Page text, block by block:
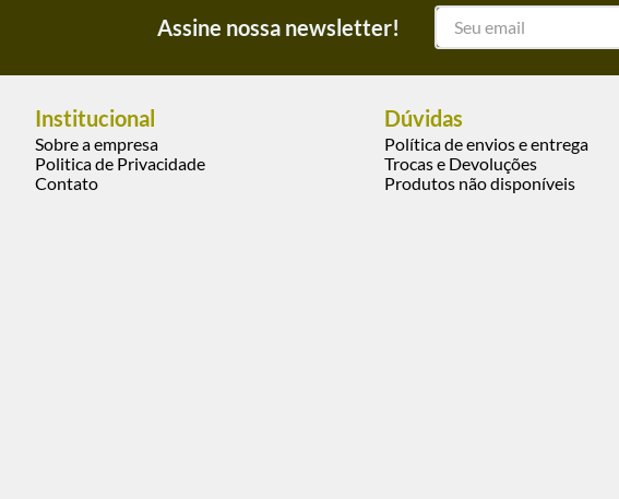
Assine nossa newsletter!
Institucional
Sobre a empresa
Politica de Privacidade
Contato
Dúvidas
Política de envios e entrega
Trocas e Devoluções
Produtos não disponíveis